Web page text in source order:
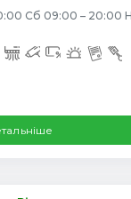
Сб 09:00 – 20:00